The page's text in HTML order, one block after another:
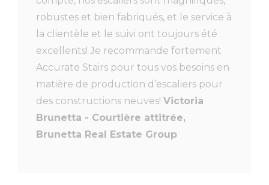
robustes et bien fabriqués, et le service à
la clientèle et le suivi ont toujours été
excellents! Je recommande fortement
Accurate Stairs pour tous vos besoins en
matière de production d’escaliers pour
des constructions neuves! Victoria
Brunetta - Courtière attitrée,
Brunetta Real Estate Group